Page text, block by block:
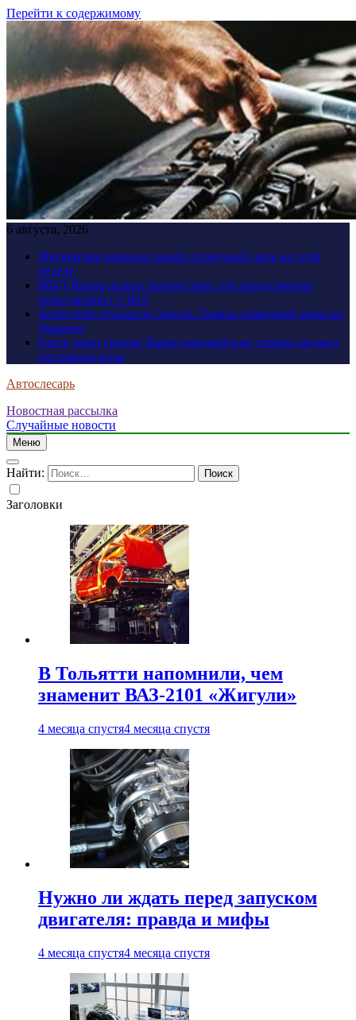
Перейти к содержимому
6 августа, 2026
Москвичам назвали самый солнечный день на этой
неделе
МИД Ирана назвал препятствие для продолжения
переговоров с США
Зеленский отказался считать Трампа гарантией мира на
Украине
Ехать через греков: Какие европейские страны выдают
россиянам визы
Автослесарь
Новостная рассылка
Случайные новости
Меню
Найти:
Заголовки
В Тольятти напомнили, чем
знаменит ВАЗ-2101 «Жигули»
4 месяца спустя4 месяца спустя
Нужно ли ждать перед запуском
двигателя: правда и мифы
4 месяца спустя4 месяца спустя